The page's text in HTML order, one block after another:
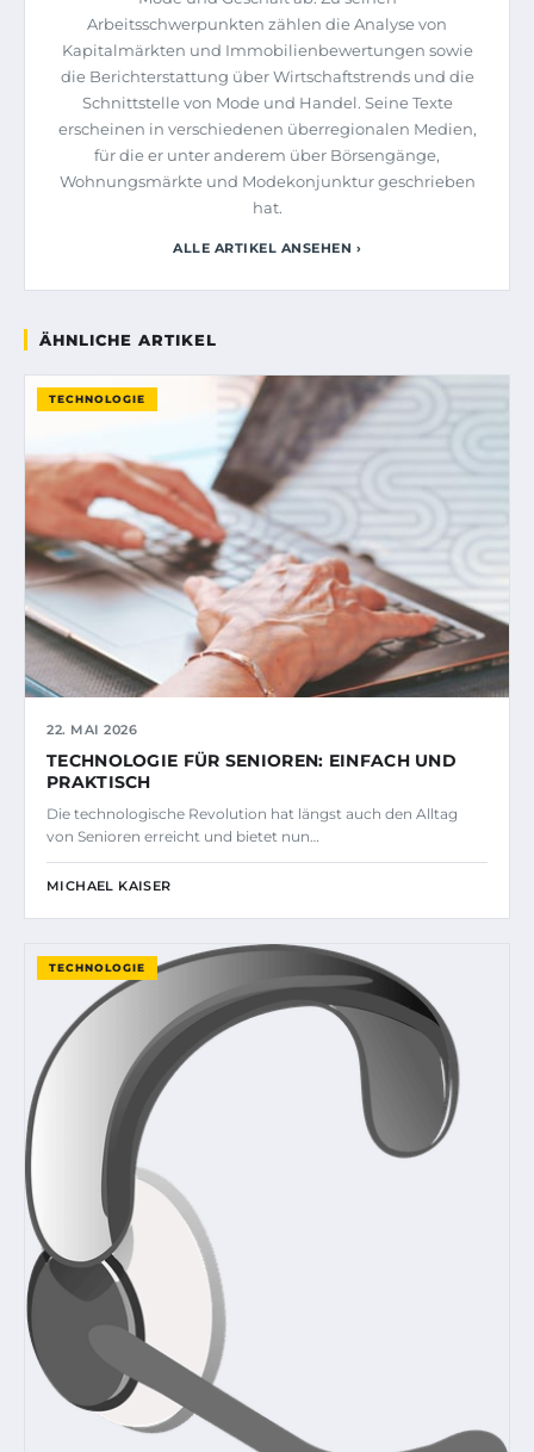
Arbeitsschwerpunkten zählen die Analyse von
Kapitalmärkten und Immobilienbewertungen sowie
die Berichterstattung über Wirtschaftstrends und die
Schnittstelle von Mode und Handel. Seine Texte
erscheinen in verschiedenen überregionalen Medien,
für die er unter anderem über Börsengänge,
Wohnungsmärkte und Modekonjunktur geschrieben
hat.
ALLE ARTIKEL ANSEHEN ›
ÄHNLICHE ARTIKEL
TECHNOLOGIE
22. MAI 2026
TECHNOLOGIE FÜR SENIOREN: EINFACH UND
PRAKTISCH
Die technologische Revolution hat längst auch den Alltag
von Senioren erreicht und bietet nun…
MICHAEL KAISER
TECHNOLOGIE